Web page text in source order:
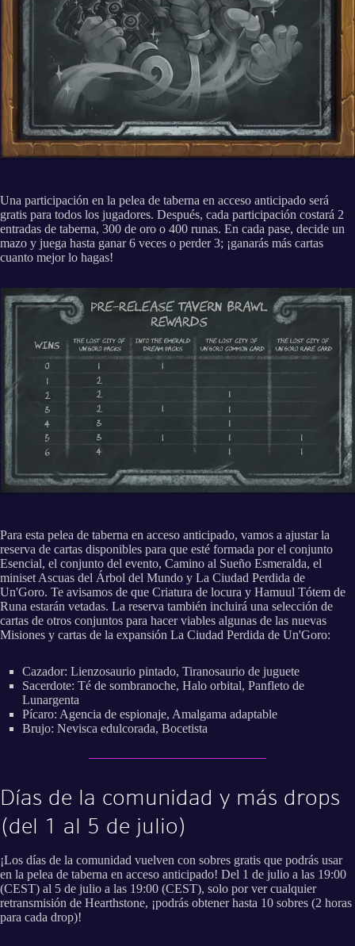
Una participación en la pelea de taberna en acceso anticipado será
gratis para todos los jugadores. Después, cada participación costará 2
entradas de taberna, 300 de oro o 400 runas. En cada pase, decide un
mazo y juega hasta ganar 6 veces o perder 3; ¡ganarás más cartas
cuanto mejor lo hagas!
Para esta pelea de taberna en acceso anticipado, vamos a ajustar la
reserva de cartas disponibles para que esté formada por el conjunto
Esencial, el conjunto del evento, Camino al Sueño Esmeralda, el
miniset Ascuas del Árbol del Mundo y La Ciudad Perdida de
Un'Goro. Te avisamos de que Criatura de locura y Hamuul Tótem de
Runa estarán vetadas. La reserva también incluirá una selección de
cartas de otros conjuntos para hacer viables algunas de las nuevas
Misiones y cartas de la expansión La Ciudad Perdida de Un'Goro:
Cazador: Lienzosaurio pintado, Tiranosaurio de juguete
Sacerdote: Té de sombranoche, Halo orbital, Panfleto de
Lunargenta
Pícaro: Agencia de espionaje, Amalgama adaptable
Brujo: Nevisca edulcorada, Bocetista
Días de la comunidad y más drops
(del 1 al 5 de julio)
¡Los días de la comunidad vuelven con sobres gratis que podrás usar
en la pelea de taberna en acceso anticipado! Del 1 de julio a las 19:00
(CEST) al 5 de julio a las 19:00 (CEST), solo por ver cualquier
retransmisión de Hearthstone, ¡podrás obtener hasta 10 sobres (2 horas
para cada drop)!